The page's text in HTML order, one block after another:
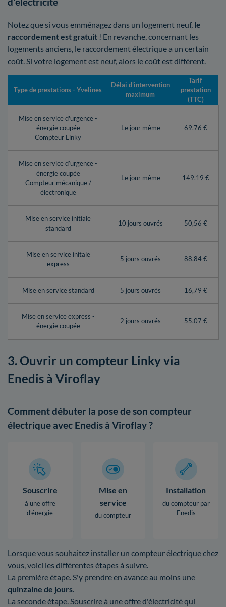
Notez que si vous emménagez dans un logement neuf, le
raccordement est gratuit ! En revanche, concernant les
logements anciens, le raccordement électrique a un certain
coût. Si votre logement est neuf, alors le coût est différent.
Type de prestations - Yvelines
Délai d’intervention
maximum
Tarif
prestation
(TTC)
Mise en service d'urgence -
énergie coupée
Compteur Linky
Le jour même 69,76 €
Mise en service d’urgence -
énergie coupée
Compteur mécanique /
électronique
Le jour même 149,19 €
Mise en service initiale
standard
10 jours ouvrés 50,56 €
Mise en service initale
express
5 jours ouvrés 88,84 €
Mise en service standard 5 jours ouvrés 16,79 €
Mise en service express -
énergie coupée
2 jours ouvrés 55,07 €
3. Ouvrir un compteur Linky via
Enedis à Viroflay
Comment débuter la pose de son compteur
électrique avec Enedis à Viroflay ?
Souscrire
à une offre
d’énergie
Mise en
service
du compteur
Installation
du compteur par
Enedis
Lorsque vous souhaitez installer un compteur électrique chez
vous, voici les différentes étapes à suivre.
La première étape. S'y prendre en avance au moins une
quinzaine de jours.
La seconde étape. Souscrire à une offre d'électricité qui